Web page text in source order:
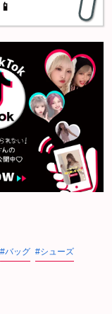
バッグ シューズ